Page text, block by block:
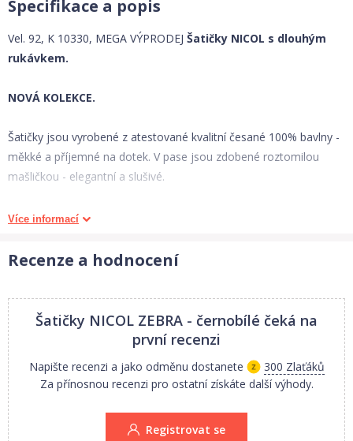
Specifikace a popis
Vel. 92, K 10330, MEGA VÝPRODEJ Šatičky NICOL s dlouhým
rukávkem.
NOVÁ KOLEKCE.
Šatičky jsou vyrobené z atestované kvalitní česané 100% bavlny -
měkké a příjemné na dotek. V pase jsou zdobené roztomilou
mašličkou - elegantní a slušivé.
Detailní rozměry:
Vel. 80- hrudník 2 x 28 cm, délka 45 cm, rukáv od ramene 30 cm.
Vel. 92- hrudník 2 x 30 cm, délka 51 cm, rukáv od ramene 33 cm.
Vel. 98- hrudník 2 x 32 cm, délka 53 cm, rukáv od ramene 34 cm.
Vel. 104
- hrudník 2 x 32,5 cm, délka 56 cm, rukáv od ramene 36
cm.
Uvedené rozměry se mohou minimálně lišit +- 0,5 cm - 1,5 cm.
1. jakost.
Více informací
Recenze a hodnocení
Šatičky NICOL ZEBRA - černobílé čeká na
první recenzi
Napište recenzi a jako odměnu dostanete
300 Zlaťáků
Za přínosnou recenzi pro ostatní získáte další výhody.
Registrovat se